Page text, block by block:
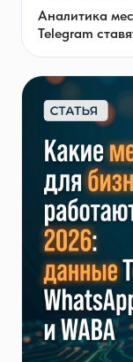
Аналитика
Telegram